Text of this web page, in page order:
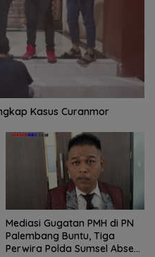
Kasus Curanmor
Mediasi Gugatan PMH di PN
Palembang Buntu, Tiga
Perwira Polda Sumsel Absen,